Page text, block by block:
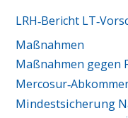
LRH‑Bericht
Maßnahmen
Maßnahmen gegen
Mindestsicherung